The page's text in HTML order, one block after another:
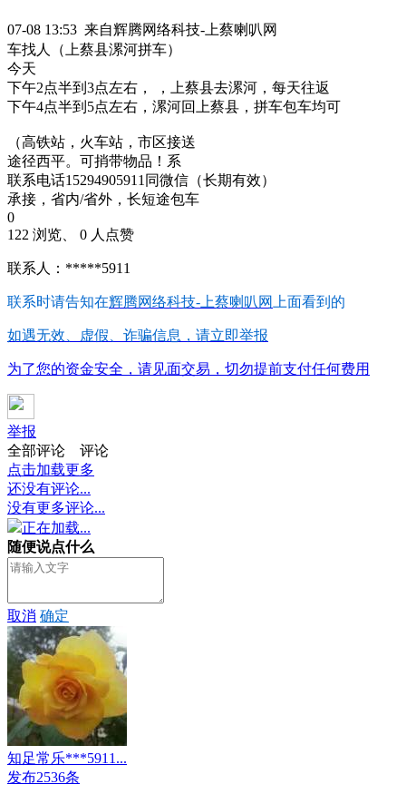
07-08 13:53 来自辉腾网络科技-上蔡喇叭网
车找人（上蔡县漯河拼车）
今天
下午2点半到3点左右， ，上蔡县去漯河，每天往返
下午4点半到5点左右，漯河回上蔡县，拼车包车均可
（高铁站，火车站，市区接送
途径西平。可捎带物品！系
联系电话15294905911同微信（长期有效）
承接，省内/省外，长短途包车
0
122 浏览、 0 人点赞
联系人：*****5911
联系时请告知在辉腾网络科技-上蔡喇叭网 上面看到的
如遇无效、虚假、诈骗信息，请立即举报
为了您的资金安全，请见面交易，切勿提前支付任何费用
举报
全部评论
评论
点击加载更多
还没有评论...
没有更多评论...
正在加载...
随便说点什么
取消 确定
知足常乐***5911...
发布2536条